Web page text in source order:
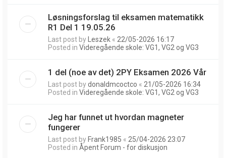
Løsningsforslag til eksamen matematikk
R1 Del 1 19.05.26
Last post by Leszek « 22/05-2026 16:17
Posted in Videregående skole: VG1, VG2 og VG3
1 del (noe av det) 2PY Eksamen 2026 Vår
Last post bydonaldmcoctco « 21/05-2026 16:34
Posted in Videregående skole: VG1, VG2 og VG3
Jeg har funnet ut hvordan magneter
fungerer
Last post by Frank1985 « 25/04-2026 23:07
Posted in Åpent Forum - for diskusjon